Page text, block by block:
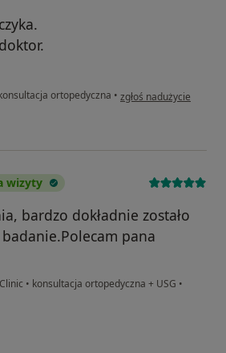
ortopedyczna • w opinii użytkownika
zgłoś nadużycie
wizyty
bardzo dokładnie zostało
pana
• konsultacja ortopedyczna + USG •